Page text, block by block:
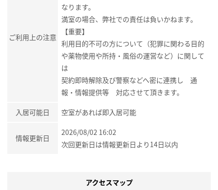
ご利用上の注意
なります。
満室の場合、弊社での責任は負いかねます。
【重要】
利用目的不可の方について（犯罪に関わる目的
や薬物使用や所持・風俗の運営など）に関して
は
契約即時解除及び警察などへ密に連携し 通
報・情報提供等 対応させて頂きます。
入居可能日 空室があれば即入居可能
情報更新日
2026/08/02 16:02
次回更新日は情報更新日より14日以内
アクセスマップ